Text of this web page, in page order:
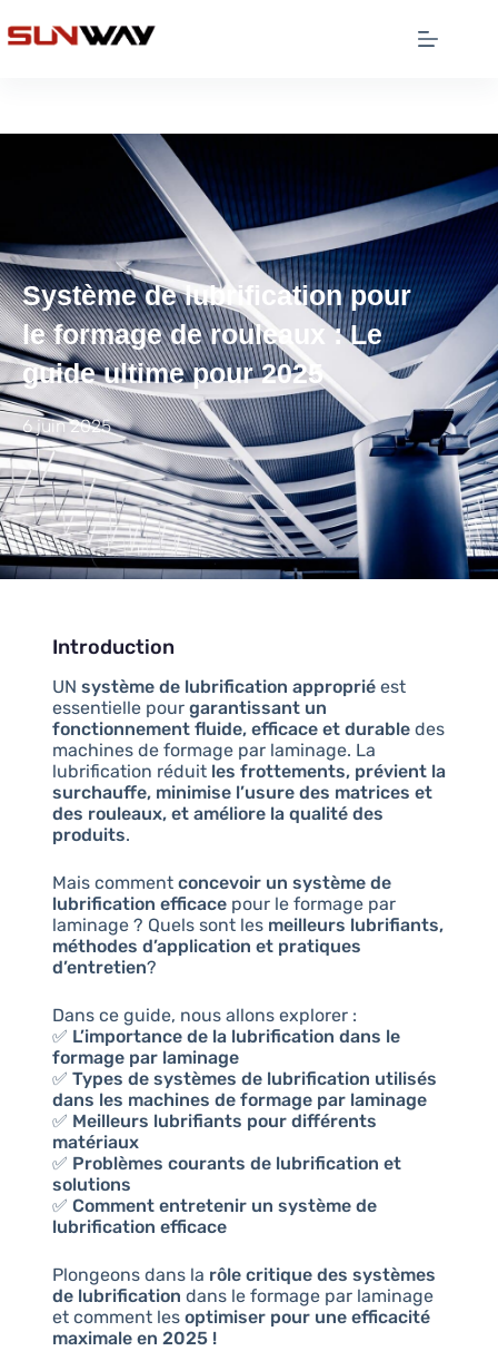
Système de lubrification pour
le formage de rouleaux : Le
guide ultime pour 2025
6 juin 2025
Introduction
UN système de lubrification appropriéest
essentielle pour garantissant un
fonctionnement fluide, efficace et durabledes
machines de formage par laminage. La
lubrification réduit les frottements, prévient la
surchauffe, minimise l’usure des matrices et
des rouleaux, et améliore la qualité des
produits.
Mais comment concevoir un système de
lubrification efficacepour le formage par
laminage ? Quels sont les meilleurs lubrifiants,
méthodes d’application et pratiques
d’entretien?
Dans ce guide, nous allons explorer :
✅ L’importance de la lubrification dans le
formage par laminage
✅ Types de systèmes de lubrification utilisés
dans les machines de formage par laminage
✅ Meilleurs lubrifiants pour différents
matériaux
✅ Problèmes courants de lubrification et
solutions
✅ Comment entretenir un système de
lubrification efficace
Plongeons dans la rôle critique des systèmes
de lubrification dans le formage par laminage
et comment les optimiser pour une efficacité
maximale en 2025 !